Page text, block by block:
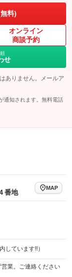
料)
オンライン
商談予約
せ
ありません。メールア
通知されます。無料電話
番地
MAP
しています!!）
業。ご連絡ください